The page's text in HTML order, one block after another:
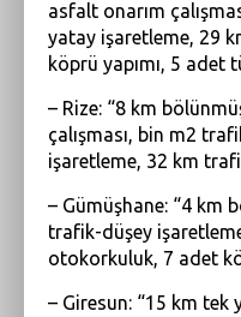
asfalt onarım
yatay işaretleme, 29
köprü yapımı, 5 adet
– Rize: “8 km
çalışması, bin m2
işaretleme, 32 km
– Gümüşhane: “4 km
trafik-düşey
otokorkuluk, 7 adet
– Giresun: “15 km tek